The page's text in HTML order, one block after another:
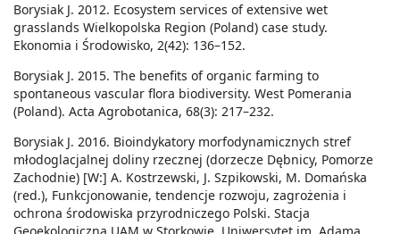
Borysiak J. 2012. Ecosystem services of extensive wet
grasslands Wielkopolska Region (Poland) case study.
Ekonomia i Środowisko, 2(42): 136–152.
Borysiak J. 2015. The benefits of organic farming to
spontaneous vascular flora biodiversity. West Pomerania
(Poland). Acta Agrobotanica, 68(3): 217–232.
Borysiak J. 2016. Bioindykatory morfodynamicznych stref
młodoglacjalnej doliny rzecznej (dorzecze Dębnicy, Pomorze
Zachodnie) [W:] A. Kostrzewski, J. Szpikowski, M. Domańska
(red.), Funkcjonowanie, tendencje rozwoju, zagrożenia i
ochrona środowiska przyrodniczego Polski. Stacja